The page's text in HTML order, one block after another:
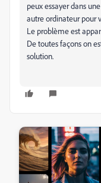
peux essayer dans
autre ordinateur pour
Le problème est
De toutes façons on
solution.